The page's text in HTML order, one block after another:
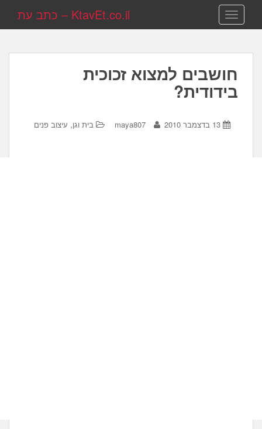
TOGGLE NAVIGATION KtavEt.co.il – כתב עת
חושבים למצוא זכוכית
בידודית?
13 בדצמבר 2010 maya807 בית וגן, עיצוב פנים